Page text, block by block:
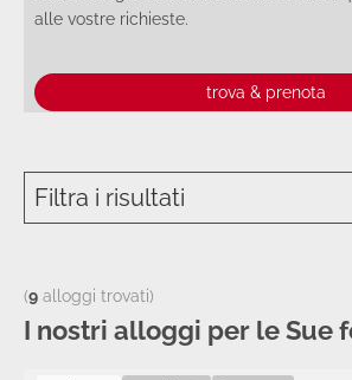
alle vostre richieste.
trova & prenota
Filtra i risultati
(9 alloggi trovati)
I nostri alloggi per le Sue